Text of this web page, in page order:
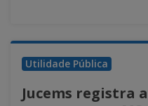
Utilidade Pública
Jucems registra